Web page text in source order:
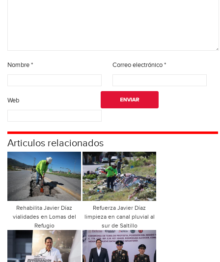
Nombre* Correo electrónico*
Web
Articulos relacionados
Rehabilita Javier Díaz
vialidades en Lomas del
Refugio
Refuerza Javier Díaz
limpieza en canal pluvial al
sur de Saltillo